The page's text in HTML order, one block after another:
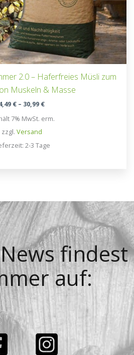
2.0 – Haferfreies Müsli zum
Muskeln & Masse
€ – 30,99 €Preisspanne:
bis
7% MwSt. erm.
zzgl. Versand
2-3 Tage
findest
auf: